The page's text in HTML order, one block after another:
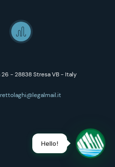
- 28838 Stresa VB - Italy